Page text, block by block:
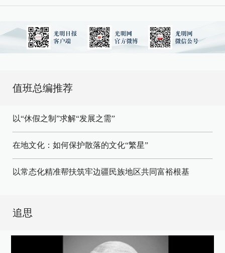
值班总编推荐
以“休假之制”求解“发展之需”
在地文化：如何保护散落的文化“繁星”
以常态化精准帮扶筑牢边疆民族地区共同富裕根基
追思